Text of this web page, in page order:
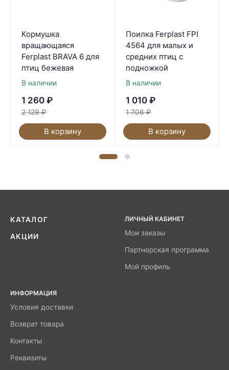
Кормушка
вращающаяся
Ferplast BRAVA 6 для
птиц бежевая
В наличии
1 260 ₽
2 129 ₽
В корзину
Поилка Ferplast FPI
4564 для малых и
средних птиц с
подножкой
В наличии
1 010 ₽
1 706 ₽
В корзину
КАТАЛОГ
АКЦИИ
ЛИЧНЫЙ КАБИНЕТ
Мои заказы
Партнерская программа
Мой профиль
ИНФОРМАЦИЯ
Условия доставки
Возврат товара
Контакты
Реквизиты